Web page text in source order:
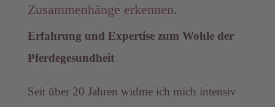
Zusammenhänge erkennen.
Erfahrung und Expertise zum Wohle der
Pferdegesundheit
Seit über 20 Jahren widme ich mich intensiv